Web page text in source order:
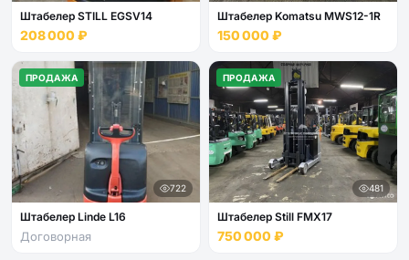
Штабелер STILL EGSV14
208 000 ₽
Штабелер Komatsu MWS12-1R
150 000 ₽
ПРОДАЖА
722
Штабелер Linde L16
Договорная
ПРОДАЖА
481
Штабелер Still FМХ17
750 000 ₽